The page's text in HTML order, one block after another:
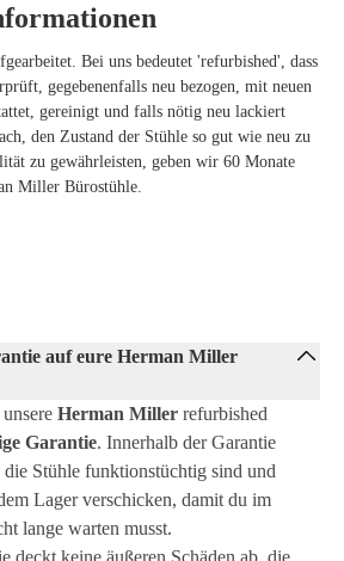
Miller Aeron Remastered
sorgen für optimalen Komfort
reduzieren den Druck auf Rücken und
Haltung dank ergonomischem Design
verlängern die Lebensdauer des Stuhls
geben? Bei Offeco bestellen Sie den
Ihr neuer Bürostuhl lange hält. Nehmen
uns auf oder bestellen Sie einfach online
dieser Stuhl Ihre Produktivität und Ihren
Niveau hebt.
Bei uns bedeutet 'refurbished', dass
gegebenenfalls neu bezogen, mit neuen
gereinigt und falls nötig neu lackiert
den Zustand der Stühle so gut wie neu zu
zu gewährleisten, geben wir 60 Monate
Miller Bürostühle.
auf eure Herman Miller
Herman Miller refurbished
Garantie. Innerhalb der Garantie
die Stühle funktionstüchtig sind und
Lager verschicken, damit du im
lange warten musst.
deckt keine äußeren Schäden ab, die